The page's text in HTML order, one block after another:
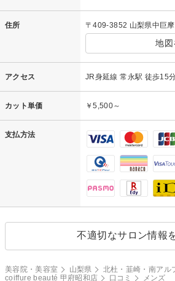
住所 〒409-3852 山梨県中巨
地図
アクセス JR身延線 常永駅 徒歩15
カット単価 ￥5,500～
支払方法
不適切なサロン情報
美容院・美容室 山梨県 北杜・韮崎・南アル
coiffure beauté 甲府昭和店
口コミ メンズ